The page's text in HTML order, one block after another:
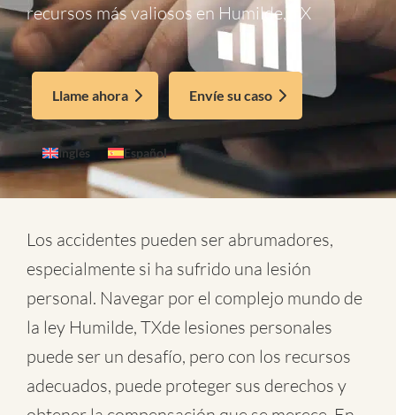
recursos más valiosos en Humilde, TX
Llame ahora Envíe su caso
Inglés Español
Los accidentes pueden ser abrumadores,
especialmente si ha sufrido una lesión
personal. Navegar por el complejo mundo de
la ley Humilde, TXde lesiones personales
puede ser un desafío, pero con los recursos
adecuados, puede proteger sus derechos y